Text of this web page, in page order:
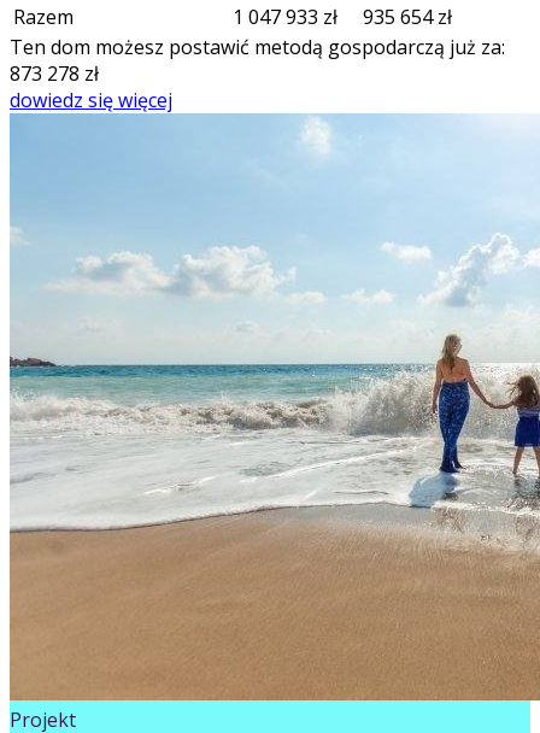
Razem
1 047 933 zł 935 654zł
Ten dom możesz postawić metodą gospodarczą już za:
873 278 zł
dowiedz się więcej
Projekt